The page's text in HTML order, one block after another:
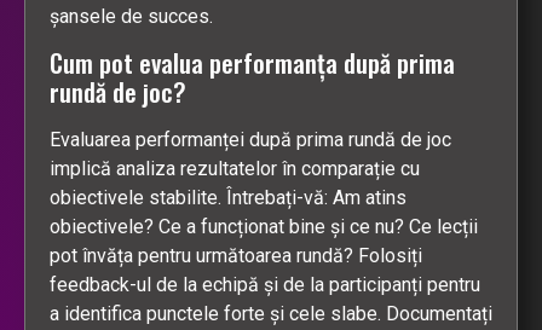
șansele de succes.
Cum pot evalua performanța după prima
rundă de joc?
Evaluarea performanței după prima rundă de joc
implică analiza rezultatelor în comparație cu
obiectivele stabilite. Întrebați-vă: Am atins
obiectivele? Ce a funcționat bine și ce nu? Ce lecții
pot învăța pentru următoarea rundă? Folosiți
feedback-ul de la echipă și de la participanți pentru
a identifica punctele forte și cele slabe. Documentați